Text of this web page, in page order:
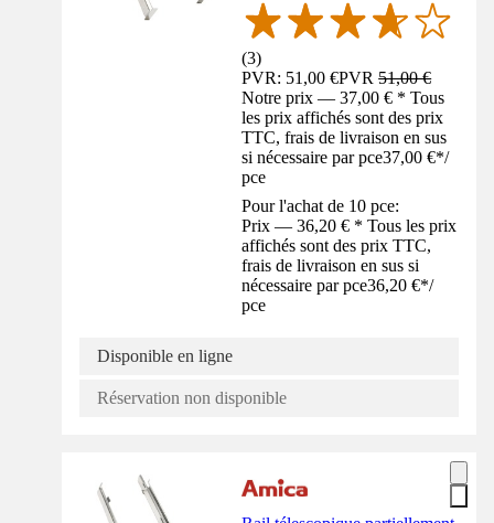
(3)
PVR: 51,00 €PVR51,00 €
Notre prix — 37,00 € * Tous
les prix affichés sont des prix
TTC, frais de livraison en sus
si nécessaire par pce37,00 €*/
pce
Pour l'achat de 10 pce:
Prix — 36,20 € * Tous les prix
affichés sont des prix TTC,
frais de livraison en sus si
nécessaire par pce36,20 €*/
pce
Disponible en ligne
Réservation non disponible